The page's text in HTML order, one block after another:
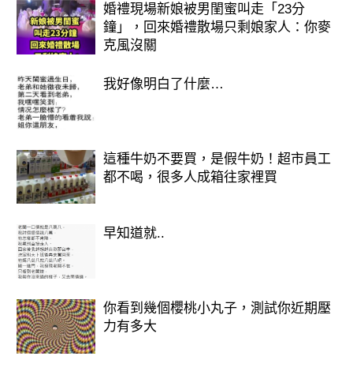
歡迎來下水道觀看更多都市傳說👉
https://lihi3.cc/c5H8h
婚禮現場新娘被男閨蜜叫走「23分
鐘」，回來婚禮散場只剩娘家人：你麥
克風沒關
我好像明白了什麼…
這種牛奶不要買，是假牛奶！超市員工
都不喝，很多人成箱往家裡買
早知道就..
你看到幾個櫻桃小丸子，測試你近期壓
力有多大